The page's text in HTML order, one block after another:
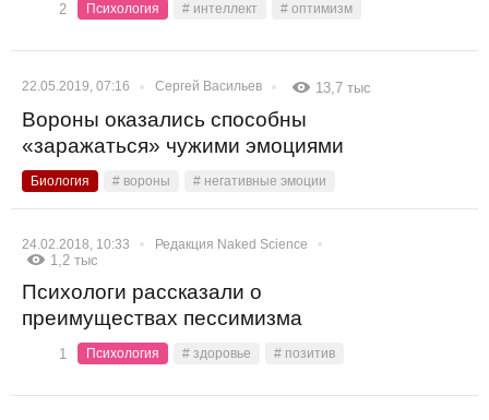
2 Психология # интеллект # оптимизм
22.05.2019, 07:16 Сергей Васильев 13,7 тыс
Вороны оказались способны
«заражаться» чужими эмоциями
Биология # вороны # негативные эмоции
24.02.2018, 10:33 Редакция Naked Science
1,2 тыс
Психологи рассказали о
преимуществах пессимизма
1 Психология # здоровье # позитив